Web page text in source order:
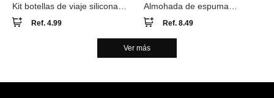
Kit botellas de viaje silicona
multicolor 40 ml 3 piezas
Ref. 4.99
Almohada de espuma
viscoelástica
Ref. 8.49
Ver más